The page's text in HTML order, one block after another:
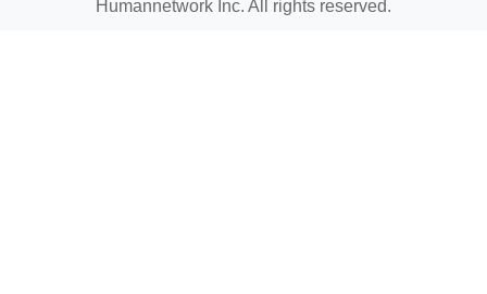
Humannetwork Inc. All rights reserved.